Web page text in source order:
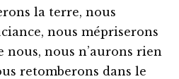
la terre, nous
nous mépriserons
nous, nous n’aurons rien
retomberons dans le